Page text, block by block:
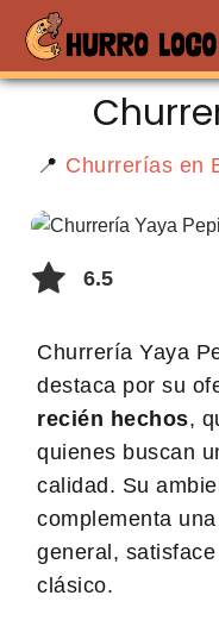
📍 Churrerías en
6.5
Churrería Yaya
destaca por su
recién hechos,
quienes buscan
calidad. Su
complementa
general,
clásico.